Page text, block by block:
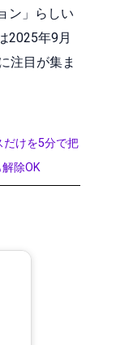
ン」らしい
2025年9月
注目が集ま
だけを5分で把
除OK